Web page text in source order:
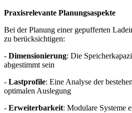
Praxisrelevante Planungsaspekte
Bei der Planung einer gepufferten
zu berücksichtigen:
- Dimensionierung: Die
abgestimmt sein
- Lastprofile: Eine Analyse der
optimalen Auslegung
- Erweiterbarkeit: Modulare Systeme